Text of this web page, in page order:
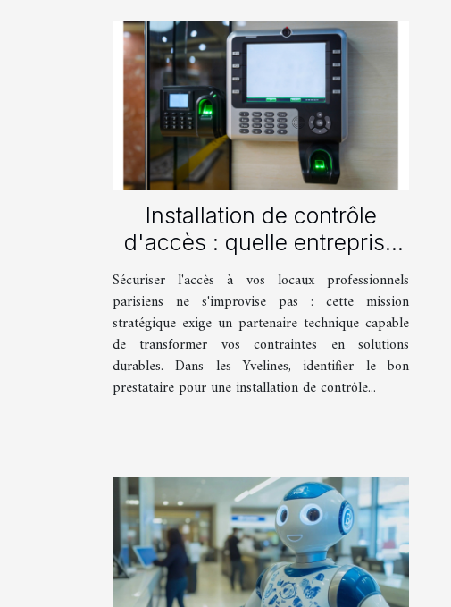
Installation de contrôle
d'accès : quelle entreprise
contacter dans les Yvelines
?
Sécuriser l'accès à vos locaux professionnels
parisiens ne s'improvise pas : cette mission
stratégique exige un partenaire technique capable
de transformer vos contraintes en solutions
durables. Dans les Yvelines, identifier le bon
prestataire pour une installation de contrôle...